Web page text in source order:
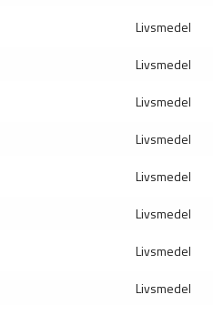
Livsmedel
Livsmedel
Livsmedel
Livsmedel
Livsmedel
Livsmedel
Livsmedel
Livsmedel